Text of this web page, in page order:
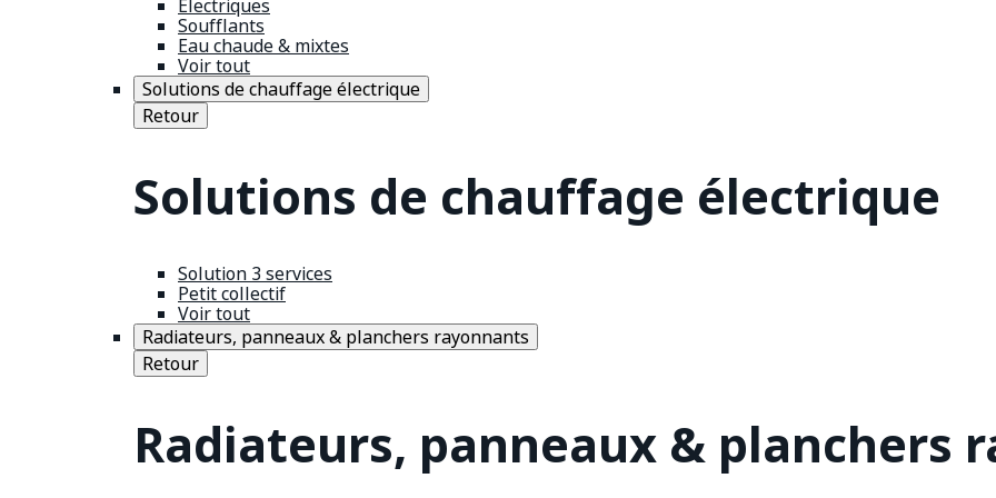
Électriques
Soufflants
Eau chaude & mixtes
Voir tout
Solutions de chauffage électrique
Retour
Solutions de chauffage électrique
Solution 3 services
Petit collectif
Voir tout
Radiateurs, panneaux & planchers rayonnants
Retour
Radiateurs, panneaux & planchers